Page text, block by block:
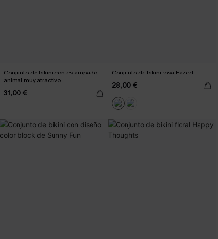
Conjunto de bikini con estampado
animal muy atractivo
31,00 €
Conjunto de bikini rosa Fazed
28,00 €